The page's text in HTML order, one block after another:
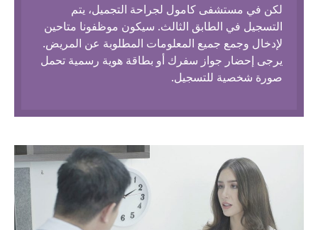
لكن في مستشفى كامول لجراحة التجميل، يتم
التسجيل في الطابق الثالث. سيكون موظفونا متاحين
لإدخال وجمع جميع المعلومات المطلوبة عن المريض.
يرجى إحضار جواز سفرك أو بطاقة هوية رسمية تحمل
صورة شخصية للتسجيل.